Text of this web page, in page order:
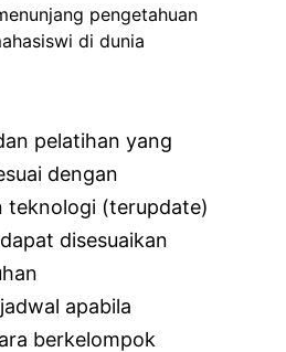
pengetahuan
di dunia
pelatihan yang
dengan
teknologi (terupdate)
disesuaikan
apabila
berkelompok